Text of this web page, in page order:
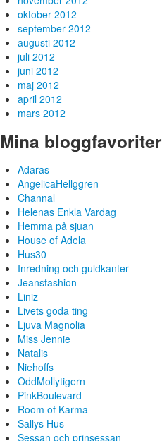
oktober 2012
september 2012
augusti 2012
juli 2012
juni 2012
maj 2012
april 2012
mars 2012
Mina bloggfavoriter
Adaras
AngelicaHellggren
Channal
Helenas Enkla Vardag
Hemma på sjuan
House of Adela
Hus30
Inredning och guldkanter
Jeansfashion
Liniz
Livets goda ting
Ljuva Magnolia
Miss Jennie
Natalis
Niehoffs
OddMollytigern
PinkBoulevard
Room of Karma
Sallys Hus
Sessan och prinsessan